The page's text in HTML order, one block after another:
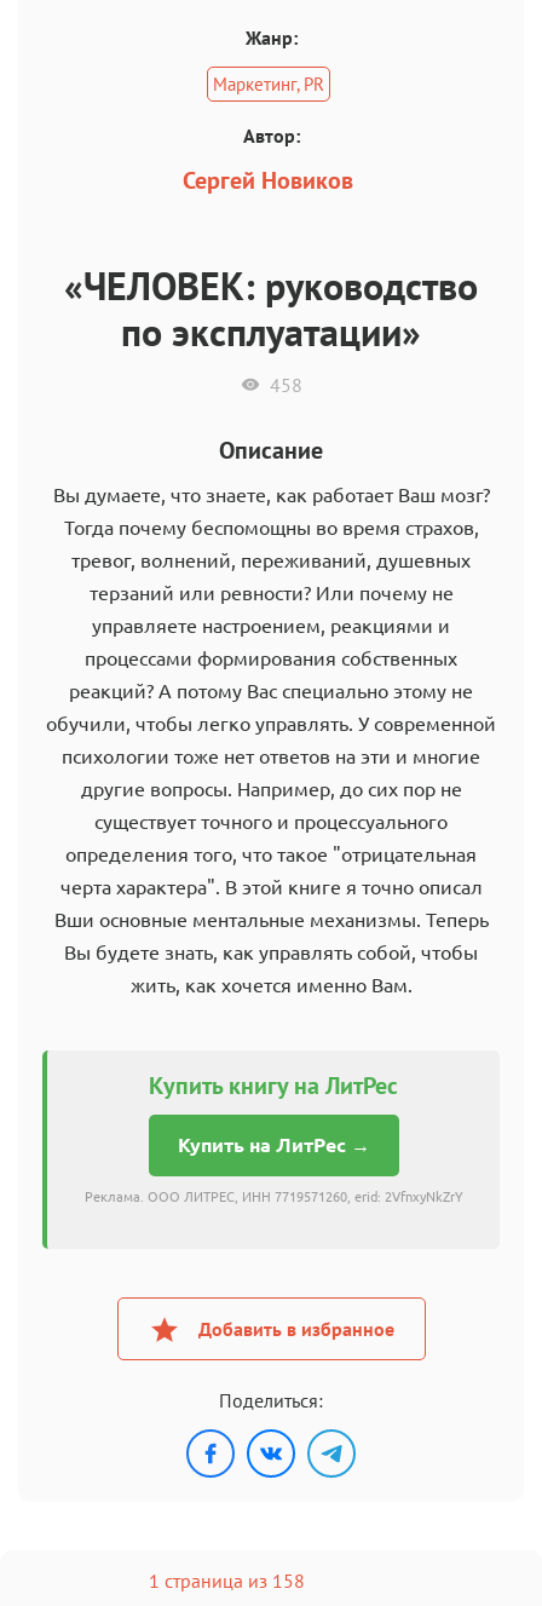
Жанр:
Маркетинг, PR
Автор:
Сергей Новиков
«ЧЕЛОВЕК: руководство
по эксплуатации»
458
Описание
Вы думаете, что знаете, как работает Ваш мозг?
Тогда почему беспомощны во время страхов,
тревог, волнений, переживаний, душевных
терзаний или ревности? Или почему не
управляете настроением, реакциями и
процессами формирования собственных
реакций? А потому Вас специально этому не
обучили, чтобы легко управлять. У современной
психологии тоже нет ответов на эти и многие
другие вопросы. Например, до сих пор не
существует точного и процессуального
определения того, что такое "отрицательная
черта характера". В этой книге я точно описал
Вши основные ментальные механизмы. Теперь
Вы будете знать, как управлять собой, чтобы
жить, как хочется именно Вам.
Купить книгу на ЛитРес
Купить на ЛитРес →
Реклама. ООО ЛИТРЕС, ИНН 7719571260, erid: 2VfnxyNkZrY
Добавить в избранное
Поделиться:
1 страница из 158